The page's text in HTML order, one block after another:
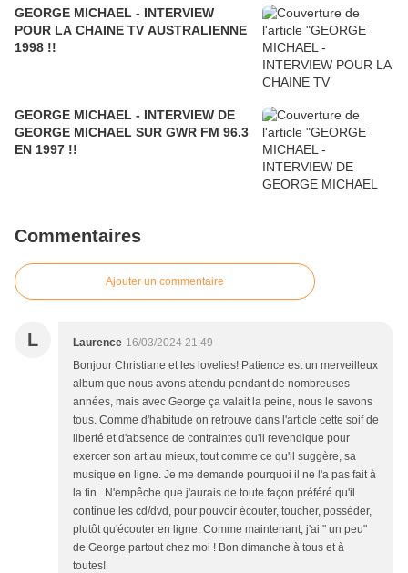
GEORGE MICHAEL - INTERVIEW
POUR LA CHAINE TV AUSTRALIENNE
1998 !!
GEORGE MICHAEL - INTERVIEW DE
GEORGE MICHAEL SUR GWR FM 96.3
EN 1997 !!
Commentaires
Ajouter un commentaire
L Laurence 16/03/2024 21:49
Bonjour Christiane et les lovelies! Patience est un merveilleux
album que nous avons attendu pendant de nombreuses
années, mais avec George ça valait la peine, nous le savons
tous. Comme d'habitude on retrouve dans l'article cette soif de
liberté et d'absence de contraintes qu'il revendique pour
exercer son art au mieux, tout comme ce qu'il suggère, sa
musique en ligne. Je me demande pourquoi il ne l'a pas fait à
la fin...N'empêche que j'aurais de toute façon préféré qu'il
continue les cd/dvd, pour pouvoir écouter, toucher, posséder,
plutôt qu'écouter en ligne. Comme maintenant, j'ai " un peu"
de George partout chez moi ! Bon dimanche à tous et à
toutes!